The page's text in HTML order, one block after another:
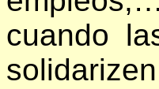
cuando